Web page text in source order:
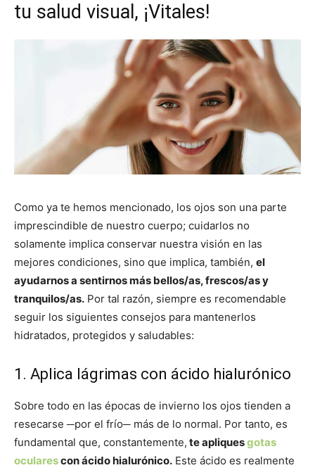
tu salud visual, ¡Vitales!
Como ya te hemos mencionado, los ojos son una parte
imprescindible de nuestro cuerpo; cuidarlos no
solamente implica conservar nuestra visión en las
mejores condiciones, sino que implica, también, el
ayudarnos a sentirnos más bellos/as, frescos/as y
tranquilos/as. Por tal razón, siempre es recomendable
seguir los siguientes consejos para mantenerlos
hidratados, protegidos y saludables:
1. Aplica lágrimas con ácido hialurónico
Sobre todo en las épocas de invierno los ojos tienden a
resecarse ─por el frío─ más de lo normal. Por tanto, es
fundamental que, constantemente, te apliquesgotas
ocularescon ácido hialurónico. Este ácido es realmente